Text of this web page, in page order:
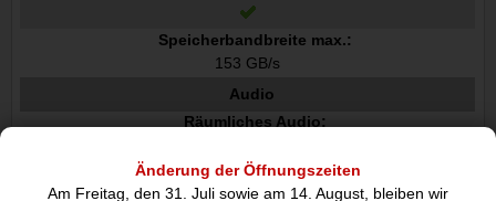
Änderung der Öffnungszeiten
Am Freitag, den 31. Juli sowie am 14. August, bleiben wir
Speicherbandbreite max.:
153 GB/s
Audio
Räumliches Audio:
Anzahl eingebauter Lautsprecher:
6